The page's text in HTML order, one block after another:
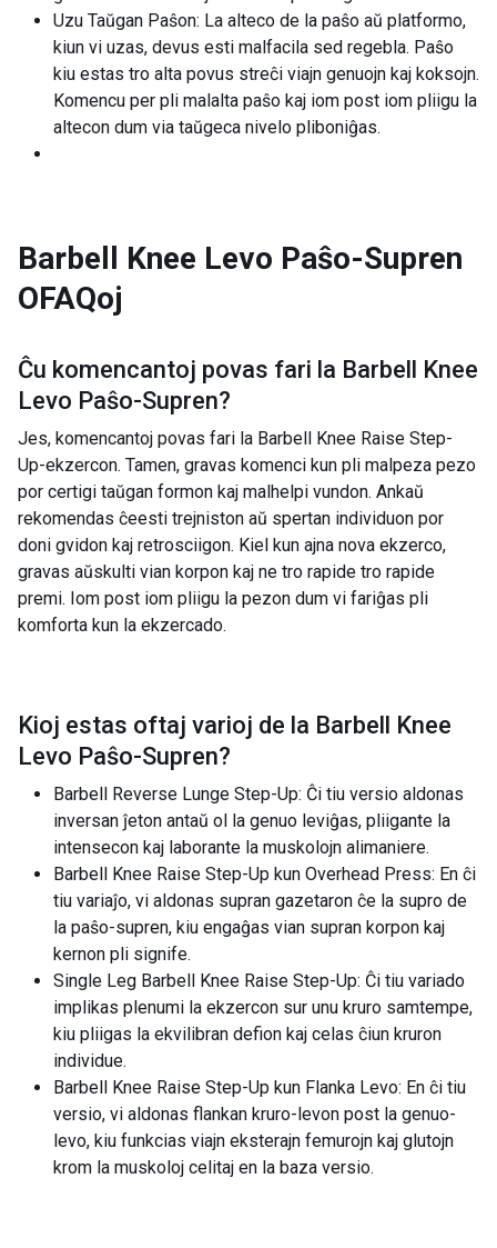
Uzu Taŭgan Paŝon: La alteco de la paŝo aŭ platformo,
kiun vi uzas, devus esti malfacila sed regebla. Paŝo
kiu estas tro alta povus streĉi viajn genuojn kaj koksojn.
Komencu per pli malalta paŝo kaj iom post iom pliigu la
altecon dum via taŭgeca nivelo pliboniĝas.
Barbell Knee Levo Paŝo-Supren
OFAQoj
Ĉu komencantoj povas fari la Barbell Knee
Levo Paŝo-Supren?
Jes, komencantoj povas fari la Barbell Knee Raise Step-
Up-ekzercon. Tamen, gravas komenci kun pli malpeza pezo
por certigi taŭgan formon kaj malhelpi vundon. Ankaŭ
rekomendas ĉeesti trejniston aŭ spertan individuon por
doni gvidon kaj retrosciigon. Kiel kun ajna nova ekzerco,
gravas aŭskulti vian korpon kaj ne tro rapide tro rapide
premi. Iom post iom pliigu la pezon dum vi fariĝas pli
komforta kun la ekzercado.
Kioj estas oftaj varioj de la Barbell Knee
Levo Paŝo-Supren?
Barbell Reverse Lunge Step-Up: Ĉi tiu versio aldonas
inversan ĵeton antaŭ ol la genuo leviĝas, pliigante la
intensecon kaj laborante la muskolojn alimaniere.
Barbell Knee Raise Step-Up kun Overhead Press: En ĉi
tiu variaĵo, vi aldonas supran gazetaron ĉe la supro de
la paŝo-supren, kiu engaĝas vian supran korpon kaj
kernon pli signife.
Single Leg Barbell Knee Raise Step-Up: Ĉi tiu variado
implikas plenumi la ekzercon sur unu kruro samtempe,
kiu pliigas la ekvilibran defion kaj celas ĉiun kruron
individue.
Barbell Knee Raise Step-Up kun Flanka Levo: En ĉi tiu
versio, vi aldonas flankan kruro-levon post la genuo-
levo, kiu funkcias viajn eksterajn femurojn kaj glutojn
krom la muskoloj celitaj en la baza versio.